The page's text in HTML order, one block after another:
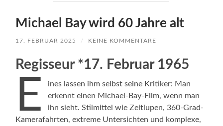
Michael Bay wird 60 Jahre alt
17. FEBRUAR 2025 / KEINE KOMMENTARE
Regisseur *17. Februar 1965
E
ines lassen ihm selbst seine Kritiker: Man
erkennt einen Michael-Bay-Film, wenn man
ihn sieht. Stilmittel wie Zeitlupen, 360-Grad-
Kamerafahrten, extreme Untersichten und komplexe,